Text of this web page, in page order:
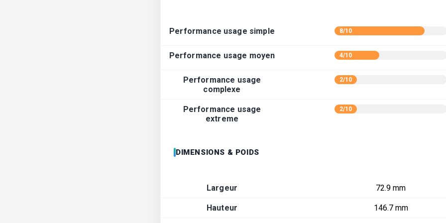
Performance usage simple 8/10
Performance usage moyen 4/10
Performance usage
complexe
2/10
Performance usage
extreme
2/10
DIMENSIONS & POIDS
Largeur 72.9 mm
Hauteur 146.7 mm